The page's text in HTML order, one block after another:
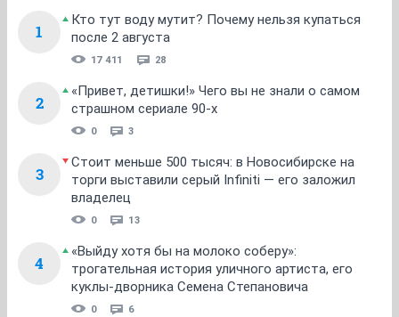
1
Кто тут воду мутит? Почему нельзя купаться
после 2 августа
17 411 28
2
«Привет, детишки!» Чего вы не знали о самом
страшном сериале 90-х
0 3
3
Стоит меньше 500 тысяч: в Новосибирске на
торги выставили серый Infiniti — его заложил
владелец
0 13
4
«Выйду хотя бы на молоко соберу»:
трогательная история уличного артиста, его
куклы-дворника Семена Степановича
0 6